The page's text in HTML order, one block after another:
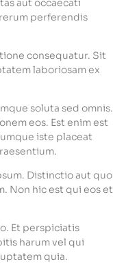
aut occaecati
perferendis
consequatur. Sit
laboriosam ex
soluta sed omnis.
eos. Est enim est
iste placeat
Distinctio aut quo
Non hic est qui eos et
Et perspiciatis
harum vel qui
quia.